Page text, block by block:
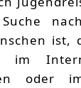
ist,
im
oder